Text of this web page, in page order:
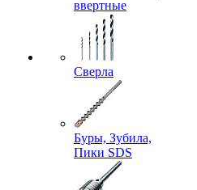
ввертные
Сверла
Буры, Зубила,
Пики SDS